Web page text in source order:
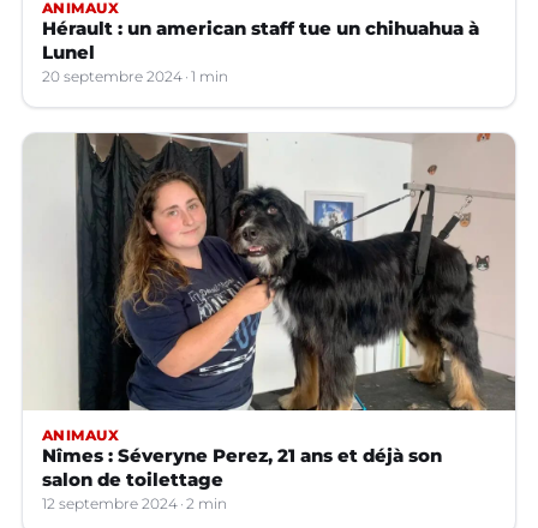
ANIMAUX
Hérault : un american staff tue un chihuahua à
Lunel
20 septembre 2024 1 min
ANIMAUX
Nîmes : Séveryne Perez, 21 ans et déjà son
salon de toilettage
12 septembre 2024 2 min